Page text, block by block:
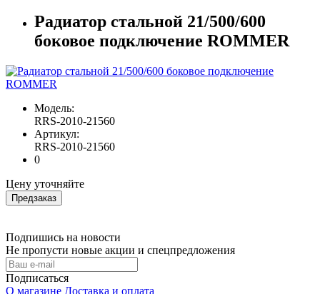
Радиатор стальной 21/500/600
боковое подключение ROMMER
Модель:
RRS-2010-21560
Артикул:
RRS-2010-21560
0
Цену уточняйте
Предзаказ
Подпишись на новости
Не пропусти новые акции и спецпредложения
Подписаться
О магазине Доставка и оплата